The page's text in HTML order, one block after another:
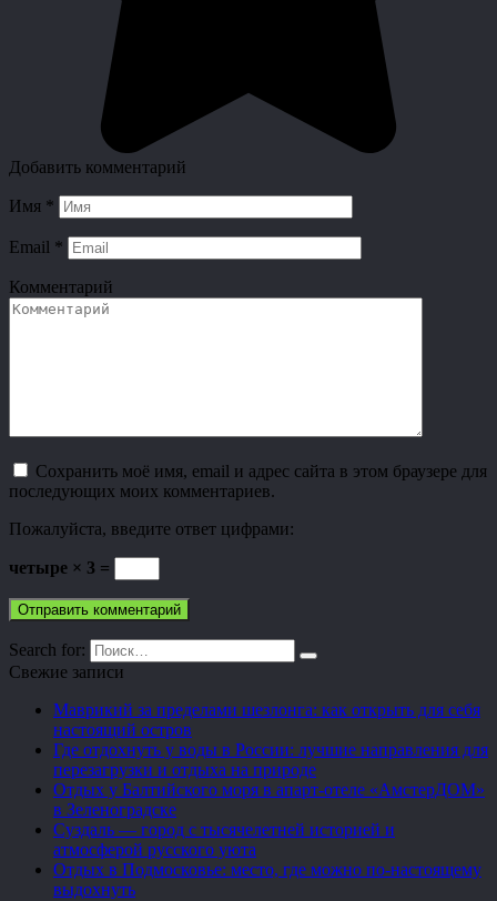
Добавить комментарий
Имя *
Email *
Комментарий
Сохранить моё имя, email и адрес сайта в этом браузере для
последующих моих комментариев.
Пожалуйста, введите ответ цифрами:
четыре × 3 =
Search for:
Свежие записи
Маврикий за пределами шезлонга: как открыть для себя
настоящий остров
Где отдохнуть у воды в России: лучшие направления для
перезагрузки и отдыха на природе
Отдых у Балтийского моря в апарт-отеле «АмстерДОМ»
в Зеленоградске
Суздаль — город с тысячелетней историей и
атмосферой русского уюта
Отдых в Подмосковье: место, где можно по-настоящему
выдохнуть